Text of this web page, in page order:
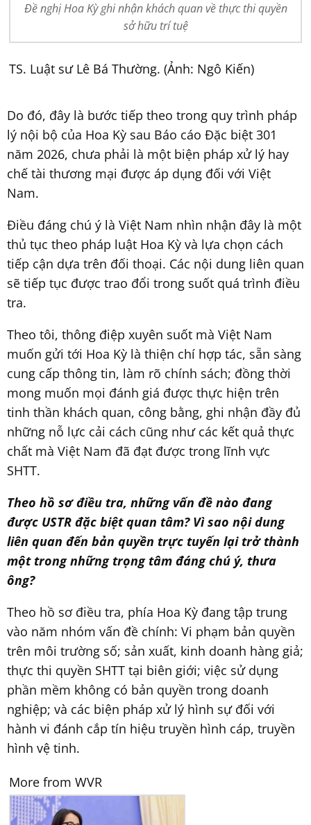
Đề nghị Hoa Kỳ ghi nhận khách quan về thực thi quyền
sở hữu trí tuệ
TS. Luật sư Lê Bá Thường. (Ảnh: Ngô Kiến)
Do đó, đây là bước tiếp theo trong quy trình pháp
lý nội bộ của Hoa Kỳ sau Báo cáo Đặc biệt 301
năm 2026, chưa phải là một biện pháp xử lý hay
chế tài thương mại được áp dụng đối với Việt
Nam.
Điều đáng chú ý là Việt Nam nhìn nhận đây là một
thủ tục theo pháp luật Hoa Kỳ và lựa chọn cách
tiếp cận dựa trên đối thoại. Các nội dung liên quan
sẽ tiếp tục được trao đổi trong suốt quá trình điều
tra.
Theo tôi, thông điệp xuyên suốt mà Việt Nam
muốn gửi tới Hoa Kỳ là thiện chí hợp tác, sẵn sàng
cung cấp thông tin, làm rõ chính sách; đồng thời
mong muốn mọi đánh giá được thực hiện trên
tinh thần khách quan, công bằng, ghi nhận đầy đủ
những nỗ lực cải cách cũng như các kết quả thực
chất mà Việt Nam đã đạt được trong lĩnh vực
SHTT.
Theo hồ sơ điều tra, những vấn đề nào đang
được USTR đặc biệt quan tâm? Vì sao nội dung
liên quan đến bản quyền trực tuyến lại trở thành
một trong những trọng tâm đáng chú ý, thưa
ông?
Theo hồ sơ điều tra, phía Hoa Kỳ đang tập trung
vào năm nhóm vấn đề chính: Vi phạm bản quyền
trên môi trường số; sản xuất, kinh doanh hàng giả;
thực thi quyền SHTT tại biên giới; việc sử dụng
phần mềm không có bản quyền trong doanh
nghiệp; và các biện pháp xử lý hình sự đối với
hành vi đánh cắp tín hiệu truyền hình cáp, truyền
hình vệ tinh.
More from WVR